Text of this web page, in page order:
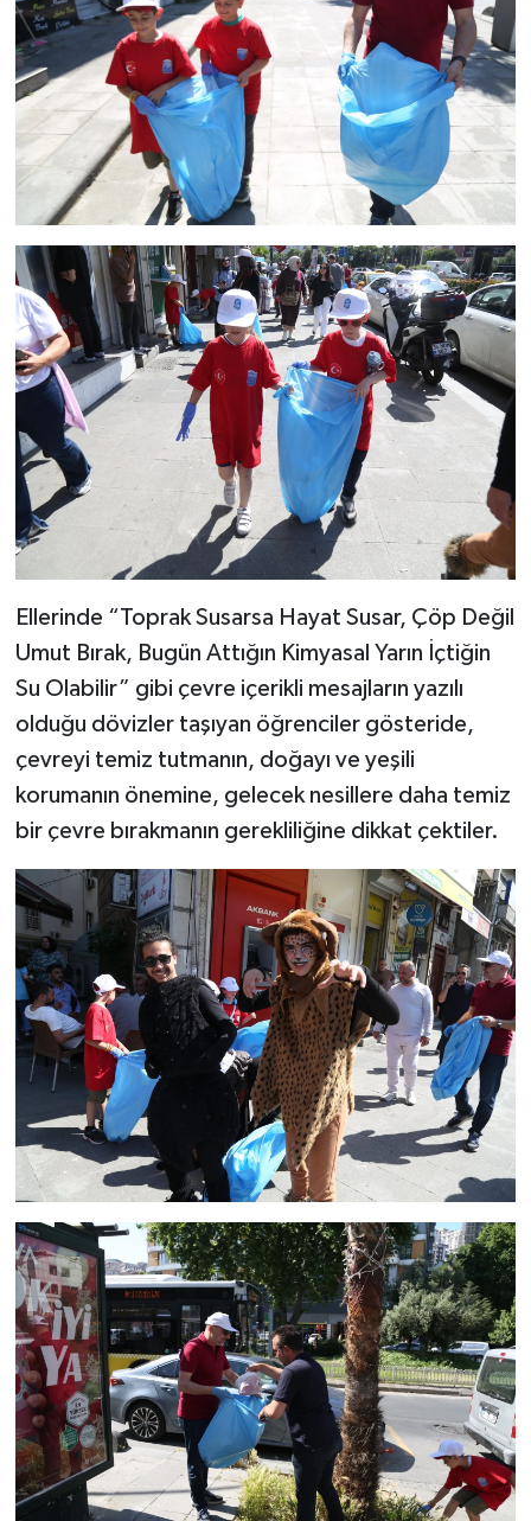
Ellerinde “Toprak Susarsa Hayat Susar, Çöp Değil
Umut Bırak, Bugün Attığın Kimyasal Yarın İçtiğin
Su Olabilir” gibi çevre içerikli mesajların yazılı
olduğu dövizler taşıyan öğrenciler gösteride,
çevreyi temiz tutmanın, doğayı ve yeşili
korumanın önemine, gelecek nesillere daha temiz
bir çevre bırakmanın gerekliliğine dikkat çektiler.